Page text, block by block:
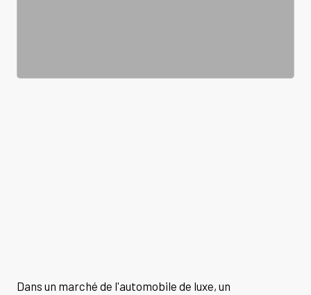
Dans un marché de l'automobile de luxe, un